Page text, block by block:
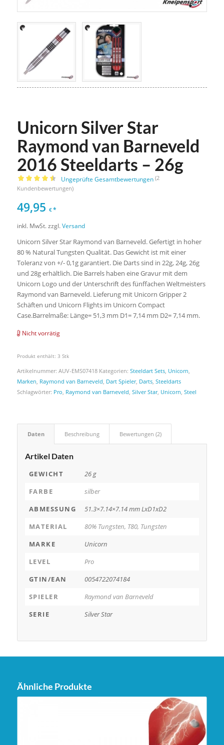
Unicorn Silver Star
Raymond van Barneveld
2016 Steeldarts – 26g
Bewertet
von 5,
auf
Kundenbewertungen
Ungeprüfte Gesamtbewertungen (2
Kundenbewertungen)
49,95 €*
inkl. MwSt. zzgl.Versand
Unicorn Silver Star Raymond van Barneveld. Gefertigt in hoher
80 % Natural Tungsten Qualität. Das Gewicht ist mit einer
Toleranz von +/- 0,1g garantiert. Die Darts sind in 22g, 24g, 26g
und 28g erhältlich. Die Barrels haben eine Gravur mit dem
Unicorn Logo und der Unterschrift des fünffachen Weltmeisters
Raymond van Barneveld. Lieferung mit Unicorn Gripper 2
Schäften und Unicorn Flights im Unicorn Compact
Case.Barrelmaße: Länge= 51,3 mm D1= 7,14 mm D2= 7,14 mm.
Nicht vorrätig
Produkt enthält: 3 Stk
Artikelnummer: AUV-EMS07418 Kategorien: Steeldart Sets, Unicorn
Marken Raymond van Barneveld Dart Spieler, Darts, Steeldarts
Schlagwörter: Pro Raymond van Barneveld Silver Star, Unicorn Steel
Daten Beschreibung Bewertungen (2)
Artikel Daten
GEWICHT
26 g
FARBE
silber
ABMESSUNG
51.3×7.14×7.14 mm LxD1xD2
MATERIAL
80% Tungsten, T80, Tungsten
MARKE
Unicorn
LEVEL
Pro
GTIN/EAN
0054722074184
SPIELER
Raymond van Barneveld
SERIE
Silver Star
Ähnliche Produkte